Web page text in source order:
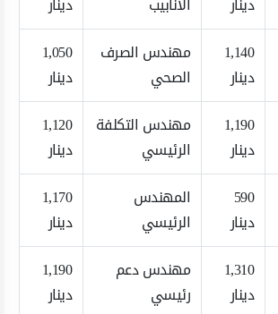
1,140
دينار
مهندس الصرف
الصحي
1,050
دينار
1,190
دينار
مهندس التكلفة
الرئيسي
1,120
دينار
590
دينار
المهندس
الرئيسي
1,170
دينار
1,310
دينار
مهندس دعم
رئيسي
1,190
دينار